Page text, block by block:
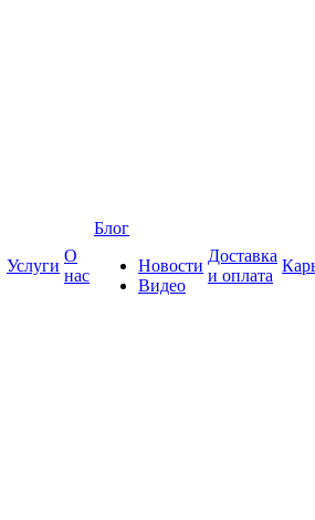
Услуги
О
нас
Блог
Новости
Видео
Доставка
и оплата